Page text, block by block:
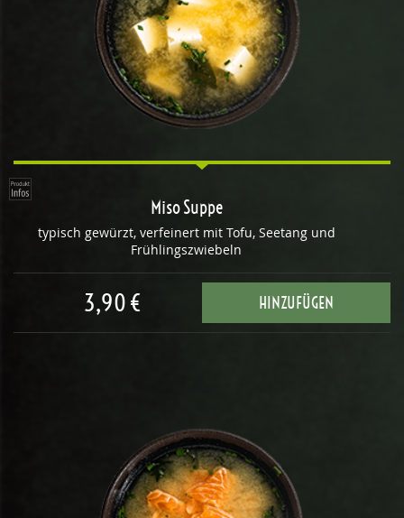
Miso Suppe
typisch gewürzt, verfeinert mit Tofu, Seetang und
Frühlingszwiebeln
3,90 € HINZUFÜGEN